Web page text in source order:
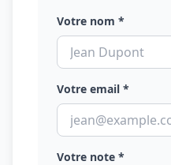
Votre nom *
Votre email *
Votre note *